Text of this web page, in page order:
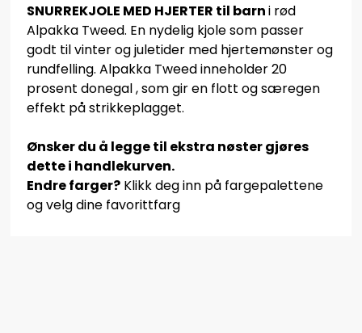
SNURREKJOLE MED HJERTER til barni rød
Alpakka Tweed. En nydelig kjole som passer
godt til vinter og juletider med hjertemønster og
rundfelling. Alpakka Tweed inneholder 20
prosent donegal , som gir en flott og særegen
effekt på strikkeplagget.
Ønsker du å legge til ekstra nøster gjøres
dette i handlekurven.
Endre farger? Klikk deg inn på fargepalettene
og velg dine favorittfarg